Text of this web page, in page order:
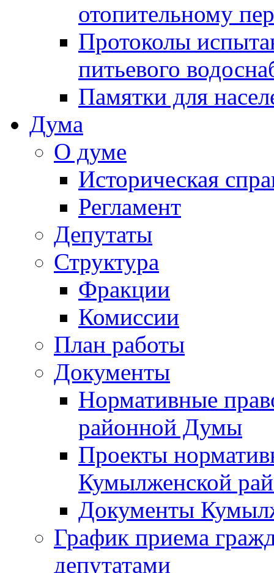
отопительному
Протоколы
питьевого
Памятки для
Дума
О думе
Историческая
Регламент
Депутаты
Структура
Фракции
Комиссии
План работы
Документы
Нормативные
районной Думы
Проекты
Кумылженской
Документы
График приема
депутатами